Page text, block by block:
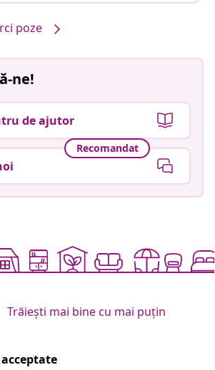
poze
ne!
de ajutor
Recomandat
Trăiești mai bine cu mai puțin